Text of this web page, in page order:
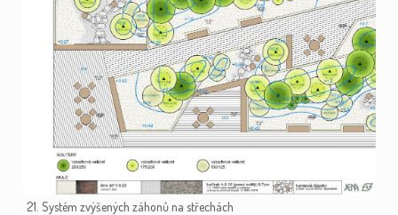
21. Systém zvýšených záhonů na střechách